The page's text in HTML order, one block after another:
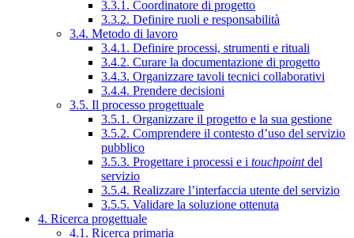
3.3.1. Coordinatore di progetto
3.3.2. Definire ruoli e responsabilità
3.4. Metodo di lavoro
3.4.1. Definire processi, strumenti e rituali
3.4.2. Curare la documentazione di progetto
3.4.3. Organizzare tavoli tecnici collaborativi
3.4.4. Prendere decisioni
3.5. Il processo progettuale
3.5.1. Organizzare il progetto e la sua gestione
3.5.2. Comprendere il contesto d’uso del servizio
pubblico
3.5.3. Progettare i processi e i touchpointdel
servizio
3.5.4. Realizzare l’interfaccia utente del servizio
3.5.5. Validare la soluzione ottenuta
4. Ricerca progettuale
4.1. Ricerca primaria